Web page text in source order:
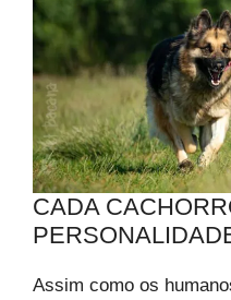
CADA
Assim como os